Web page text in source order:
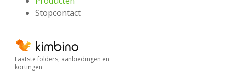
Stopcontact
Laatste folders, aanbiedingen en
kortingen